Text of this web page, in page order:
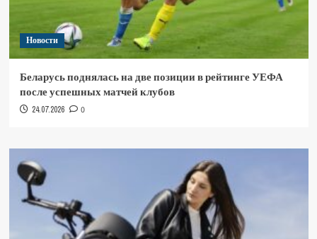
Новости
Беларусь поднялась на две позиции в рейтинге УЕФА
после успешных матчей клубов
24.07.2026 0